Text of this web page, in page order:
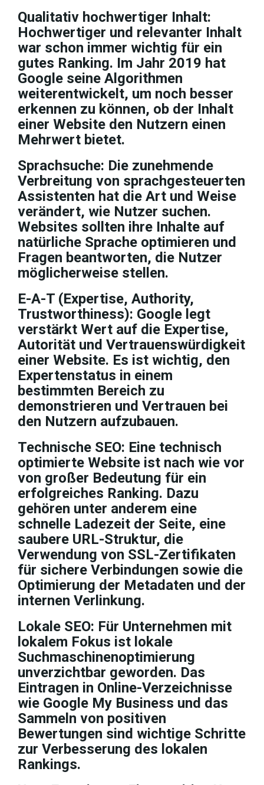
Qualitativ hochwertiger Inhalt:
Hochwertiger und relevanter Inhalt
war schon immer wichtig für ein
gutes Ranking. Im Jahr 2019 hat
Google seine Algorithmen
weiterentwickelt, um noch besser
erkennen zu können, ob der Inhalt
einer Website den Nutzern einen
Mehrwert bietet.
Sprachsuche: Die zunehmende
Verbreitung von sprachgesteuerten
Assistenten hat die Art und Weise
verändert, wie Nutzer suchen.
Websites sollten ihre Inhalte auf
natürliche Sprache optimieren und
Fragen beantworten, die Nutzer
möglicherweise stellen.
E-A-T (Expertise, Authority,
Trustworthiness): Google legt
verstärkt Wert auf die Expertise,
Autorität und Vertrauenswürdigkeit
einer Website. Es ist wichtig, den
Expertenstatus in einem
bestimmten Bereich zu
demonstrieren und Vertrauen bei
den Nutzern aufzubauen.
Technische SEO: Eine technisch
optimierte Website ist nach wie vor
von großer Bedeutung für ein
erfolgreiches Ranking. Dazu
gehören unter anderem eine
schnelle Ladezeit der Seite, eine
saubere URL-Struktur, die
Verwendung von SSL-Zertifikaten
für sichere Verbindungen sowie die
Optimierung der Metadaten und der
internen Verlinkung.
Lokale SEO: Für Unternehmen mit
lokalem Fokus ist lokale
Suchmaschinenoptimierung
unverzichtbar geworden. Das
Eintragen in Online-Verzeichnisse
wie Google My Business und das
Sammeln von positiven
Bewertungen sind wichtige Schritte
zur Verbesserung des lokalen
Rankings.